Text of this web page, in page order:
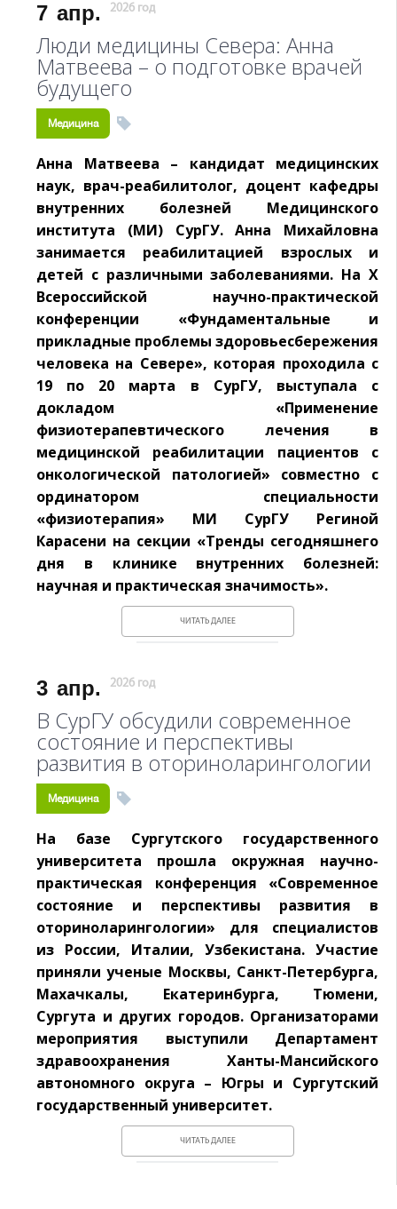
7 апр. 2026 год
Люди медицины Севера: Анна
Матвеева – о подготовке врачей
будущего
Медицина
Анна Матвеева – кандидат медицинских
наук, врач-реабилитолог, доцент кафедры
внутренних болезней Медицинского
института (МИ) СурГУ. Анна Михайловна
занимается реабилитацией взрослых и
детей с различными заболеваниями. На X
Всероссийской научно-практической
конференции «Фундаментальные и
прикладные проблемы здоровьесбережения
человека на Севере», которая проходила с
19 по 20 марта в СурГУ, выступала с
докладом «Применение
физиотерапевтического лечения в
медицинской реабилитации пациентов с
онкологической патологией» совместно с
ординатором специальности
«физиотерапия» МИ СурГУ Региной
Карасени на секции «Тренды сегодняшнего
дня в клинике внутренних болезней:
научная и практическая значимость».
ЧИТАТЬ ДАЛЕЕ
3 апр. 2026 год
В СурГУ обсудили современное
состояние и перспективы
развития в оториноларингологии
Медицина
На базе Сургутского государственного
университета прошла окружная научно-
практическая конференция «Современное
состояние и перспективы развития в
оториноларингологии» для специалистов
из России, Италии, Узбекистана. Участие
приняли ученые Москвы, Санкт-Петербурга,
Махачкалы, Екатеринбурга, Тюмени,
Сургута и других городов. Организаторами
мероприятия выступили Департамент
здравоохранения Ханты-Мансийского
автономного округа – Югры и Сургутский
государственный университет.
ЧИТАТЬ ДАЛЕЕ